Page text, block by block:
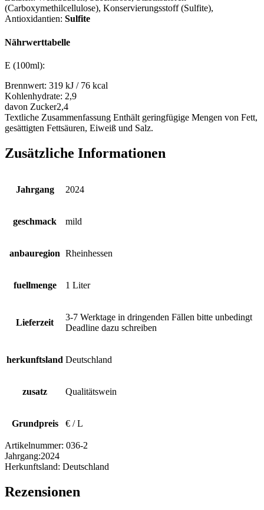
(Carboxymethilcellulose), Konservierungsstoff (Sulfite),
Antioxidantien: Sulfite
Nährwerttabelle
E (100ml):
Brennwert: 319 kJ / 76 kcal
Kohlenhydrate: 2,9
davon Zucker2,4
Textliche Zusammenfassung Enthält geringfügige Mengen von Fett,
gesättigten Fettsäuren, Eiweiß und Salz.
Zusätzliche Informationen
Jahrgang 2024
geschmack mild
anbauregion Rheinhessen
fuellmenge 1 Liter
Lieferzeit
3-7 Werktage in dringenden Fällen bitte unbedingt
Deadline dazu schreiben
herkunftsland Deutschland
zusatz Qualitätswein
Grundpreis € / L
Artikelnummer: 036-2
Jahrgang:2024
Herkunftsland: Deutschland
Rezensionen